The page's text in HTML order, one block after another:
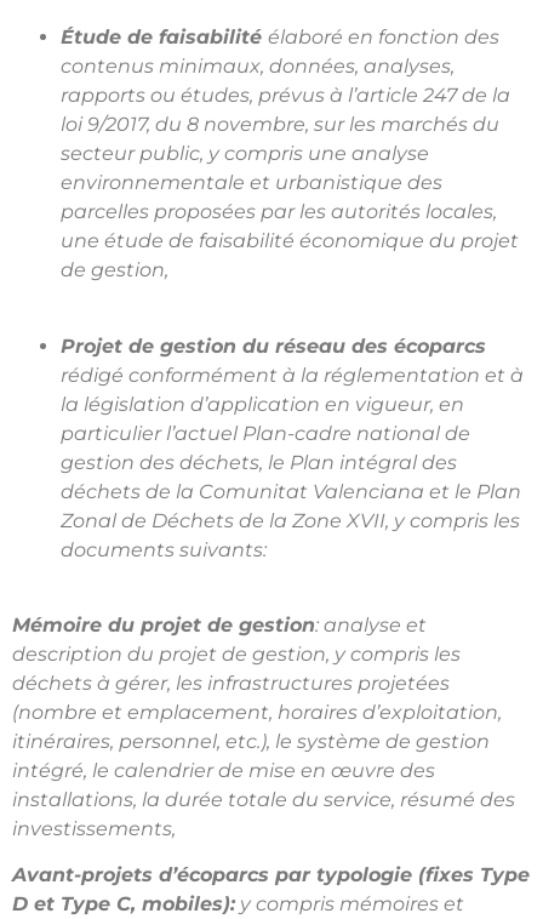
Étude de faisabilité élaboré en fonction des
contenus minimaux, données, analyses,
rapports ou études, prévus à l’article 247 de la
loi 9/2017, du 8 novembre, sur les marchés du
secteur public, y compris une analyse
environnementale et urbanistique des
parcelles proposées par les autorités locales,
une étude de faisabilité économique du projet
de gestion,
Projet de gestion du réseau des écoparcs
rédigé conformément à la réglementation et à
la législation d’application en vigueur, en
particulier l’actuel Plan-cadre national de
gestion des déchets, le Plan intégral des
déchets de la Comunitat Valenciana et le Plan
Zonal de Déchets de la Zone XVII, y compris les
documents suivants:
Mémoire du projet de gestion: analyse et
description du projet de gestion, y compris les
déchets à gérer, les infrastructures projetées
(nombre et emplacement, horaires d’exploitation,
itinéraires, personnel, etc.), le système de gestion
intégré, le calendrier de mise en œuvre des
installations, la durée totale du service, résumé des
investissements,
Avant-projets d’écoparcs par typologie (fixes Type
D et Type C, mobiles): y compris mémoires et